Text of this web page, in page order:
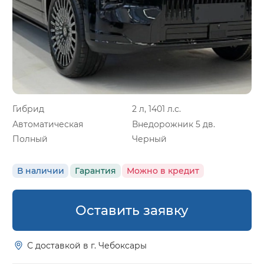
Гибрид
2 л, 1401 л.с.
Автоматическая
Внедорожник 5 дв.
Полный
Черный
В наличии Гарантия Можно в кредит
Оставить заявку
С доставкой в г. Чебоксары